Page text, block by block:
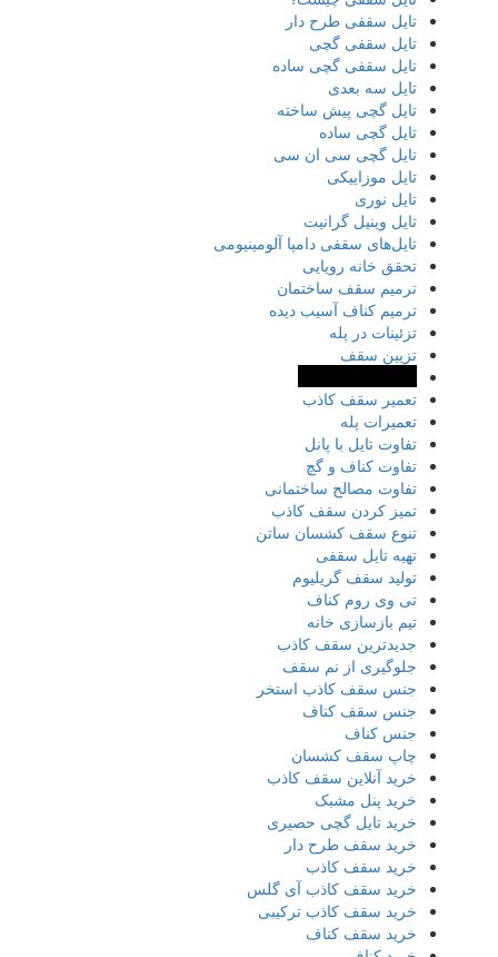
تایل سقفی طرح دار
تایل سقفی گچی
تایل سقفی گچی ساده
تایل سه بعدی
تایل گچی پیش ساخته
تایل گچی ساده
تایل گچی سی ان سی
تایل موزاییکی
تایل نوری
تایل وینیل گرانیت
تایل‌های سقفی دامپا آلومینیومی
تحقق خانه رویایی
ترمیم سقف ساختمان
ترمیم کناف آسیب دیده
تزئینات در پله
تزیین سقف
تعمیر سقف کاذب
تعمیرات پله
تفاوت تایل با پانل
تفاوت کناف و گچ
تفاوت مصالح ساختمانی
تمیز کردن سقف کاذب
تنوع سقف کشسان ساتن
تهیه تایل سقفی
تولید سقف گریلیوم
تی وی روم کناف
تیم بازسازی خانه
جدیدترین سقف کاذب
جلوگیری از نم سقف
جنس سقف کاذب استخر
جنس سقف کناف
جنس کناف
چاپ سقف کشسان
خرید آنلاین سقف کاذب
خرید پنل مشبک
خرید تایل گچی حصیری
خرید سقف طرح دار
خرید سقف کاذب
خرید سقف کاذب آی گلس
خرید سقف کاذب ترکیبی
خرید سقف کناف